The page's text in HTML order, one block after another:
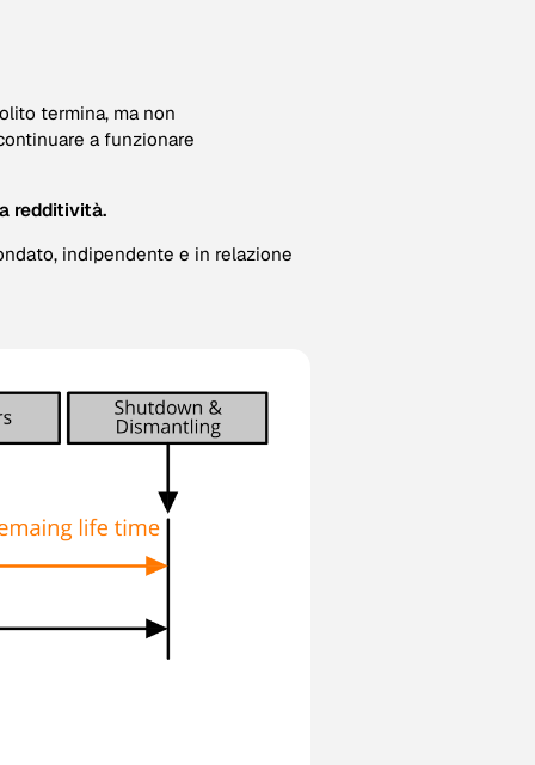
termina, ma non
a funzionare
redditività.
indipendente e in relazione